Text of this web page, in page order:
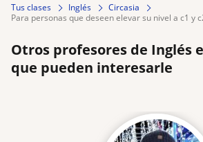
Tus clases Inglés
Circasia
para personas que deseen elevar su nivel a c1 y
Otros profesores de Inglés
que pueden interesarle